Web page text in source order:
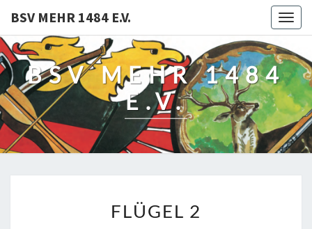
BSV MEHR 1484 E.V.
BSV MEHR 1484
E.V.
2
FLÜGEL 2